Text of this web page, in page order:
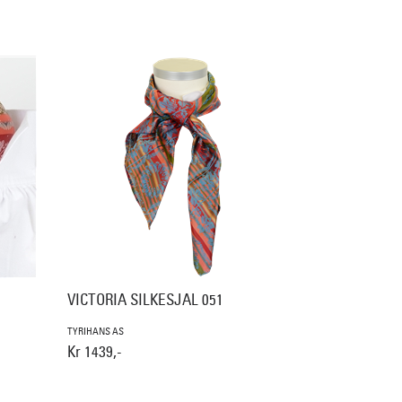
VICTORIA SILKESJAL 051
TYRIHANS AS
Kr 1439,-